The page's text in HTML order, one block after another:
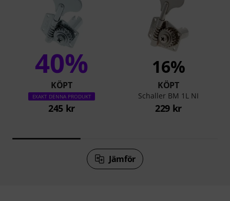
40%
KÖPT
EXAKT DENNA PRODUKT
245 kr
16%
KÖPT
Schaller BM 1L NI
229 kr
Jämför